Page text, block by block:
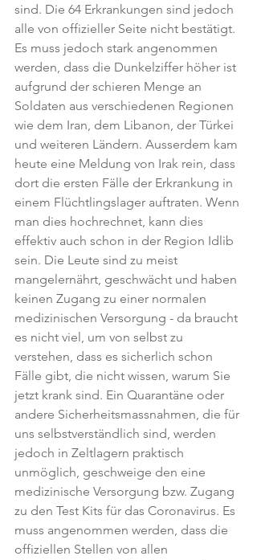
sind. Die 64 Erkrankungen sind jedoch
alle von offizieller Seite nicht bestätigt.
Es muss jedoch stark angenommen
werden, dass die Dunkelziffer höher ist
aufgrund der schieren Menge an
Soldaten aus verschiedenen Regionen
wie dem Iran, dem Libanon, der Türkei
und weiteren Ländern. Ausserdem kam
heute eine Meldung von Irak rein, dass
dort die ersten Fälle der Erkrankung in
einem Flüchtlingslager auftraten. Wenn
man dies hochrechnet, kann dies
effektiv auch schon in der Region Idlib
sein. Die Leute sind zu meist
mangelernährt, geschwächt und haben
keinen Zugang zu einer normalen
medizinischen Versorgung - da braucht
es nicht viel, um von selbst zu
verstehen, dass es sicherlich schon
Fälle gibt, die nicht wissen, warum Sie
jetzt krank sind. Ein Quarantäne oder
andere Sicherheitsmassnahmen, die für
uns selbstverständlich sind, werden
jedoch in Zeltlagern praktisch
unmöglich, geschweige den eine
medizinische Versorgung bzw. Zugang
zu den Test Kits für das Coronavirus. Es
muss angenommen werden, dass die
offiziellen Stellen von allen